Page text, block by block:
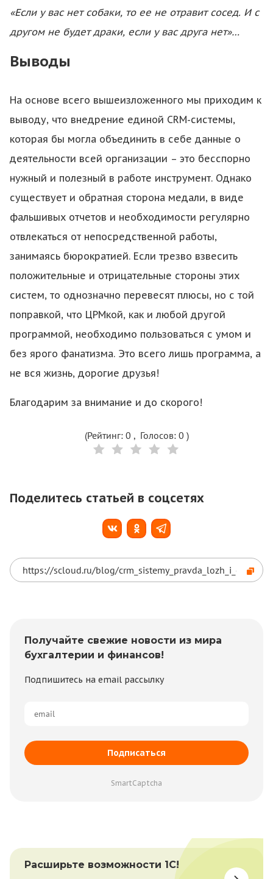
«Если у вас нет собаки, то ее не отравит сосед. И с
другом не будет драки, если у вас друга нет»…
Выводы
На основе всего вышеизложенного мы приходим к
выводу, что внедрение единой CRM-системы,
которая бы могла объединить в себе данные о
деятельности всей организации – это бесспорно
нужный и полезный в работе инструмент. Однако
существует и обратная сторона медали, в виде
фальшивых отчетов и необходимости регулярно
отвлекаться от непосредственной работы,
занимаясь бюрократией. Если трезво взвесить
положительные и отрицательные стороны этих
систем, то однозначно перевесят плюсы, но с той
поправкой, что ЦРМкой, как и любой другой
программой, необходимо пользоваться с умом и
без ярого фанатизма. Это всего лишь программа, а
не вся жизнь, дорогие друзья!
Благодарим за внимание и до скорого!
(Рейтинг: 0 , Голосов: 0 )
Поделитесь статьей в соцсетях
Получайте свежие новости из мира
бухгалтерии и финансов!
Подпишитесь на email рассылку
Подписаться
SmartCaptcha
Расширьте возможности 1С!